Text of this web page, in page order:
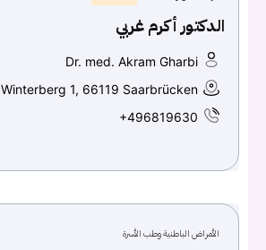
الدكتور أكرم غربي
Dr. med. Akram Gharbi
Winterberg 1, 66119 Saarbrücken
+496819630
الأمراض الباطنية وطب الأسرة